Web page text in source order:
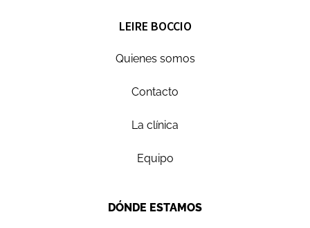
LEIRE BOCCIO
Quienes somos
Contacto
La clínica
Equipo
DÓNDE ESTAMOS